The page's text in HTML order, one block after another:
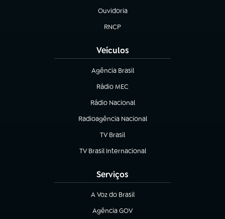
Ouvidoria
(abre em nova aba)
RNCP
(abre em nova aba)
Veículos
Agência Brasil
(abre em nova aba)
Rádio MEC
Rádio Nacional
(abre em nova aba)
Radioagência Nacional
(abre em nova aba)
TV Brasil
(abre em nova aba)
TV Brasil Internacional
(abre em nova aba)
Serviços
A Voz do Brasil
(abre em nova aba)
Agência GOV
(abre em nova aba)